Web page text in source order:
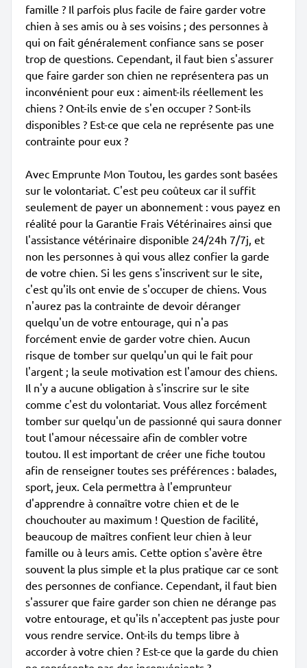
famille ? Il parfois plus facile de faire garder votre
chien à ses amis ou à ses voisins ; des personnes à
qui on fait généralement confiance sans se poser
trop de questions. Cependant, il faut bien s'assurer
que faire garder son chien ne représentera pas un
inconvénient pour eux : aiment-ils réellement les
chiens ? Ont-ils envie de s'en occuper ? Sont-ils
disponibles ? Est-ce que cela ne représente pas une
contrainte pour eux ?
Avec Emprunte Mon Toutou, les gardes sont basées
sur le volontariat. C'est peu coûteux car il suffit
seulement de payer un abonnement : vous payez en
réalité pour la Garantie Frais Vétérinaires ainsi que
l'assistance vétérinaire disponible 24/24h 7/7j, et
non les personnes à qui vous allez confier la garde
de votre chien. Si les gens s'inscrivent sur le site,
c'est qu'ils ont envie de s'occuper de chiens. Vous
n'aurez pas la contrainte de devoir déranger
quelqu'un de votre entourage, qui n'a pas
forcément envie de garder votre chien. Aucun
risque de tomber sur quelqu'un qui le fait pour
l'argent ; la seule motivation est l'amour des chiens.
Il n'y a aucune obligation à s'inscrire sur le site
comme c'est du volontariat. Vous allez forcément
tomber sur quelqu'un de passionné qui saura donner
tout l'amour nécessaire afin de combler votre
toutou. Il est important de créer une fiche toutou
afin de renseigner toutes ses préférences : balades,
sport, jeux. Cela permettra à l'emprunteur
d'apprendre à connaître votre chien et de le
chouchouter au maximum ! Question de facilité,
beaucoup de maîtres confient leur chien à leur
famille ou à leurs amis. Cette option s'avère être
souvent la plus simple et la plus pratique car ce sont
des personnes de confiance. Cependant, il faut bien
s'assurer que faire garder son chien ne dérange pas
votre entourage, et qu'ils n'acceptent pas juste pour
vous rendre service. Ont-ils du temps libre à
accorder à votre chien ? Est-ce que la garde du chien